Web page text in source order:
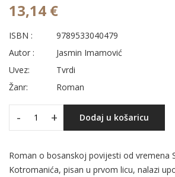
13,14 €
ISBN :
9789533040479
Autor :
Jasmin Imamović
Uvez:
Tvrdi
Žanr:
Roman
- + Dodaj u košaricu
Roman o bosanskoj povijesti od vremena
Kotromanića, pisan u prvom licu, nalazi